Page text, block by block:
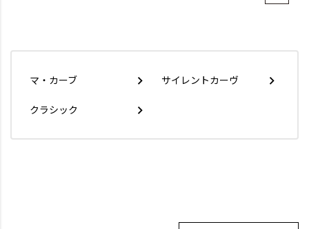
マ・カーブ サイレントカーヴ
クラシック